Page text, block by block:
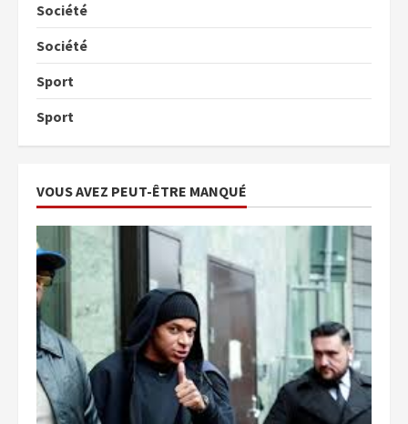
Société
Société
Sport
Sport
VOUS AVEZ PEUT-ÊTRE MANQUÉ